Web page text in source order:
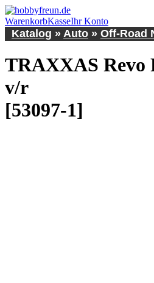
WarenkorbKasseIhr Konto
Katalog » Auto » Off-Road
TRAXXAS Revo
v/r
[53097-1]